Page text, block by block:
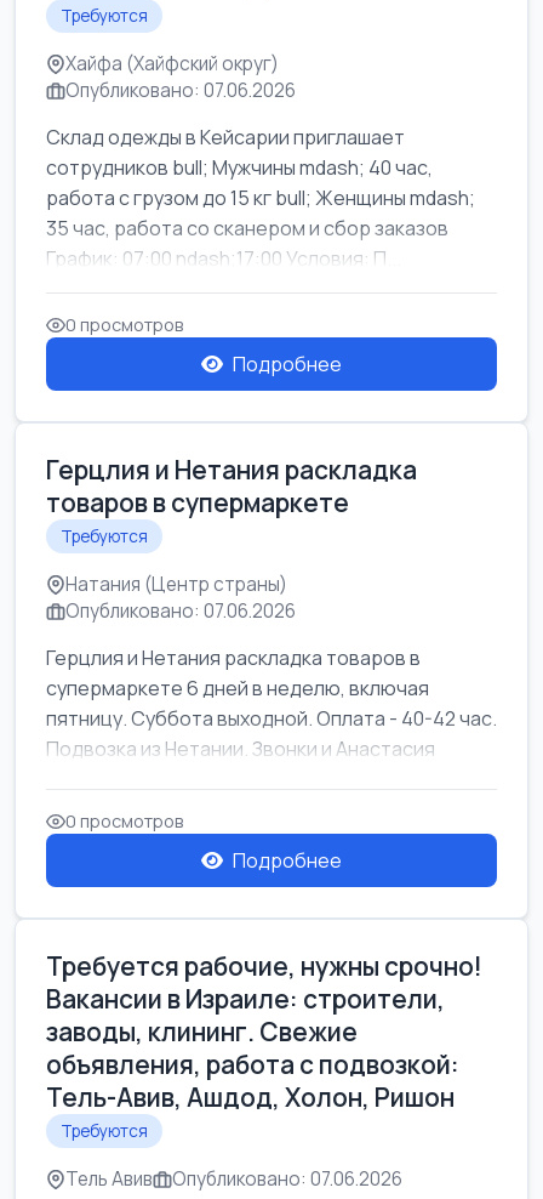
Требуются
Хайфа (Хайфский округ)
Опубликовано: 07.06.2026
Склад одежды в Кейсарии приглашает
сотрудников bull; Мужчины mdash; 40 час,
работа с грузом до 15 кг bull; Женщины mdash;
35 час, работа со сканером и сбор заказов
График: 07:00 ndash;17:00 Условия: П...
0 просмотров
Подробнее
Герцлия и Нетания раскладка
товаров в супермаркете
Требуются
Натания (Центр страны)
Опубликовано: 07.06.2026
Герцлия и Нетания раскладка товаров в
супермаркете 6 дней в неделю, включая
пятницу. Суббота выходной. Оплата - 40-42 час.
Подвозка из Нетании. Звонки и Анастасия
0 просмотров
Подробнее
Требуется рабочие, нужны срочно!
Вакансии в Израиле: строители,
заводы, клининг. Свежие
объявления, работа с подвозкой:
Тель-Авив, Ашдод, Холон, Ришон
Требуются
Тель Авив Опубликовано: 07.06.2026